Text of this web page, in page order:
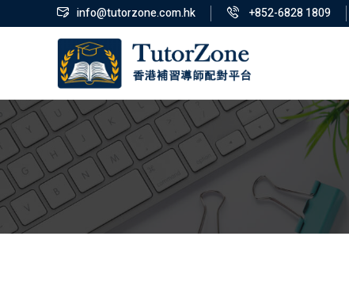
info@tutorzone.com.hk +852-6828 1809